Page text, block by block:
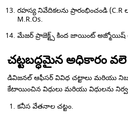
రహస్య నివేదికలను ప్రారంభించండి (C.R
M.R.Os.
మేజర్ ప్రాజెక్ట్స్ కింద జాయింట్ అజ్మోయిష్
చట్టబద్ధమైన అధికారం వలె
డివిజనల్ ఆఫీసర్ వివిధ చట్టాలు మరియు
కేటాయించిన విధులు మరియు విధులను
కనీస వేతనాల చట్టం.